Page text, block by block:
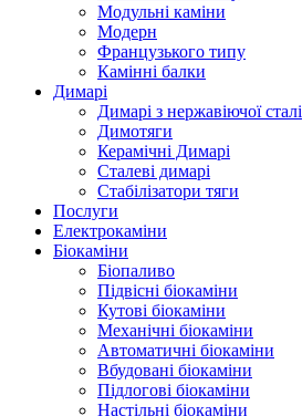
Модульні каміни
Модерн
Французького типу
Камінні балки
Димарі
Димарі з нержавіючої сталі
Димотяги
Керамічні Димарі
Сталеві димарі
Стабілізатори тяги
Послуги
Електрокаміни
Біокаміни
Біопаливо
Підвісні біокаміни
Кутові біокаміни
Механічні біокаміни
Автоматичні біокаміни
Вбудовані біокаміни
Підлогові біокаміни
Настільні біокаміни